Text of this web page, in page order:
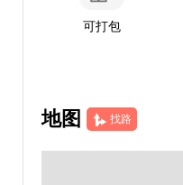
可打包
地图 找路